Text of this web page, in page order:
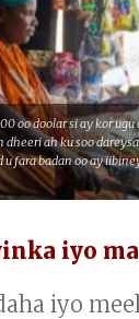
oo doolar si ay kor
ah ku soo
u fara badan oo ay
iyo
iyo